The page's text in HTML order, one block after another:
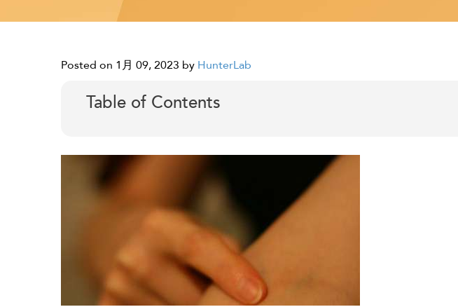
Posted on 1月 09, 2023 by HunterLab
Table of Contents